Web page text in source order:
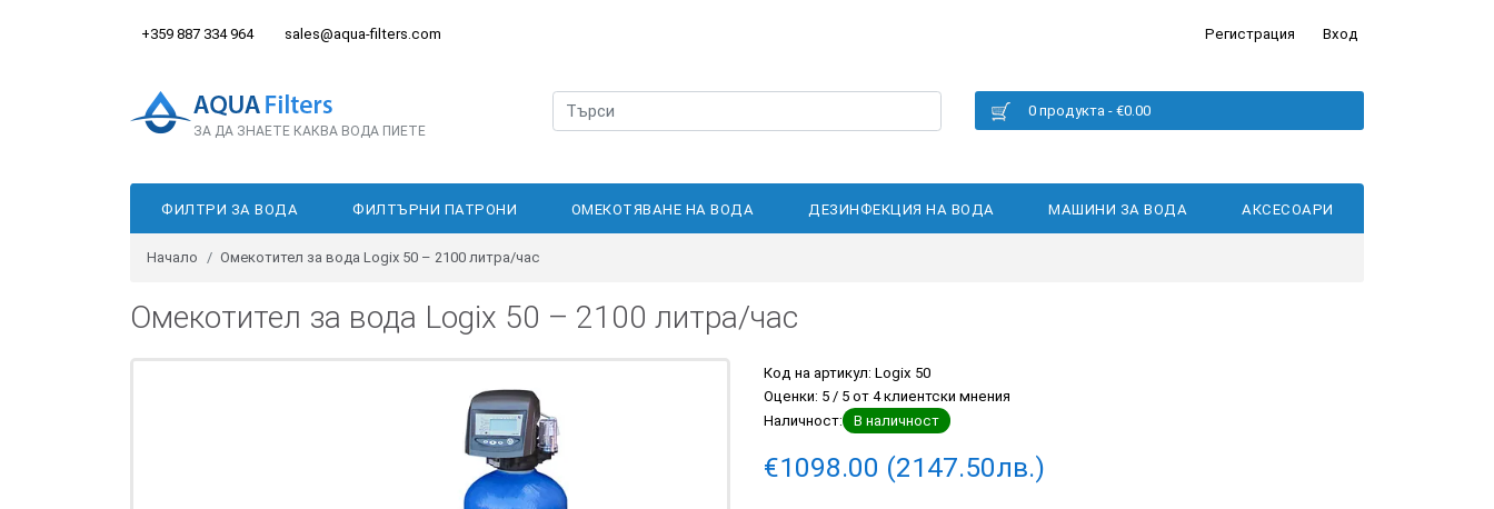
+359 887 334 964 sales@aqua-filters.com Вход
Регистрация
ЗА ДА ЗНАЕТЕ КАКВА ВОДА ПИЕТЕ
0 продукта - €0.00
ФИЛТРИ ЗА ВОДА ФИЛТЪРНИ ПАТРОНИ ОМЕКОТЯВАНЕ НА ВОДА ДЕЗИНФЕКЦИЯ НА ВОДА МАШИНИ ЗА ВОДА АКСЕСОАРИ
Начало Омекотител за вода Logix 50 – 2100 литра/час
Омекотител за вода Logix 50 – 2100 литра/час
Код на артикул: Logix 50
Оценки: 5 / 5 от 4клиентски мнения
Наличност:
В наличност
€1098.00 (2147.50лв.)